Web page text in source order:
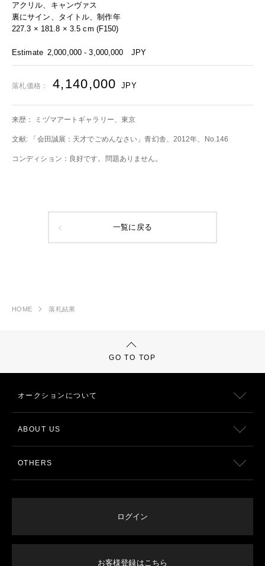
アクリル、キャンヴァス
裏にサイン、タイトル、制作年
227.3 × 181.8 × 3.5 cm (F150)
Estimate 2,000,000 - 3,000,000 JPY
落札価格： 4,140,000 JPY
来歴： ミヅマアートギャラリー、東京
文献: 「会田誠展：天才でごめんなさい」青幻舎、2012年、No.146
コンディション：良好です。問題ありません。
一覧に戻る
HOME 落札結果
GO TO TOP
オークションについて
ABOUT US
OTHERS
ログイン
お客様登録はこちら